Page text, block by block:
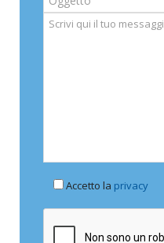
Accetto la privacy